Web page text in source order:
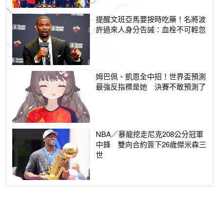
提醒文班亞馬要按時吃藥！名將波
許過來人身分告誡：血栓不可輕忽
姆巴佩、凱恩全中招！世界盃預測
最強反指標是她 決賽不敢預測了
NBA／暴龍挖走尼克208公分冠軍
中鋒 雙向合約簽下26歲傑米森三
世